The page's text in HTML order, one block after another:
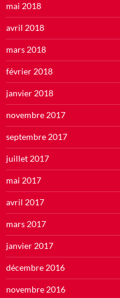
mai 2018
avril 2018
mars 2018
février 2018
janvier 2018
novembre 2017
septembre 2017
juillet 2017
mai 2017
avril 2017
mars 2017
janvier 2017
décembre 2016
novembre 2016